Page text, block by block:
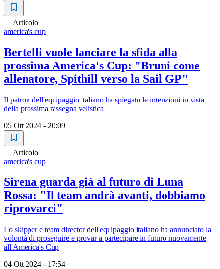
Articolo
america's cup
Bertelli vuole lanciare la sfida alla
prossima America's Cup: "Bruni come
allenatore, Spithill verso la Sail GP"
Il patron dell'equipaggio italiano ha spiegato le intenzioni in vista
della prossima rassegna velistica
05 Ott 2024 - 20:09
Articolo
america's cup
Sirena guarda già al futuro di Luna
Rossa: "Il team andrà avanti, dobbiamo
riprovarci"
Lo skipper e team director dell'equipaggio italiano ha annunciato la
volontà di proseguire e provar a partecipare in futuro nuovamente
all'America's Cup
04 Ott 2024 - 17:54